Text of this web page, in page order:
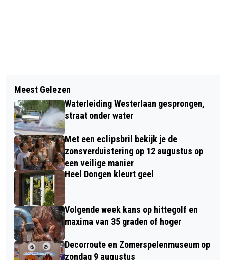
SLIM FIT VITAAL OPENT TWEEDE
VESTIGING IN MONUMENTALE VILLA
IN DONGEN
WETHOUDER VAN EENENNAAM REIKT
GEMEENTELIJKE ERKENNING UIT AAN
LEONIE VERBUNT – VAN RIJSWIJK
Meest Gelezen
Waterleiding Westerlaan gesprongen,
straat onder water
Met een eclipsbril bekijk je de
zonsverduistering op 12 augustus op
een veilige manier
Heel Dongen kleurt geel
Volgende week kans op hittegolf en
maxima van 35 graden of hoger
Decorroute en Zomerspelenmuseum op
zondag 9 augustus